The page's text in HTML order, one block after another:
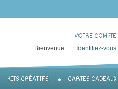
VOTRE COMPTE
Bienvenue Identifiez-vous
KITS CRÉATIFS CARTES CADEAUX